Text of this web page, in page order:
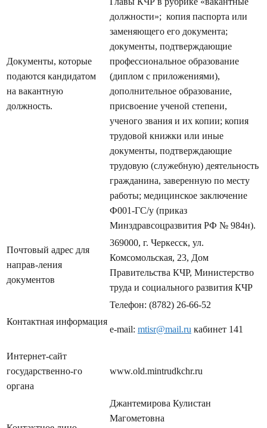
Документы, которые
подаются кандидатом
на вакантную
должность.
должности»; копия пас­порта или
заменяющего его документа;
документы, подтверждающие
професси­ональ­ное образование
(диплом с прило­жениями),
дополнительное образование,
присвоение ученой степени,
ученого звания и их копии; копия
трудовой книжки или иные
документы, подтверждающие
трудовую (служебную) деятельность
гражданина, заверенную по месту
работы; медицинское заключение
Ф001-ГС/у (приказ
Минздравсоцразвития РФ № 984н).
Почтовый адрес для
направ-ления
документов
369000, г. Черкесск, ул.
Комсомольская, 23, Дом
Правительства КЧР, Министерство
труда и социального развития КЧР
Контактная информация
Телефон: (8782) 26-66-52
e-mail: mtisr@mail.ru кабинет 141
Интернет-сайт
государственно-го
органа
www.old.mintrudkchr.ru
Джантемирова Кулистан
Магометовна